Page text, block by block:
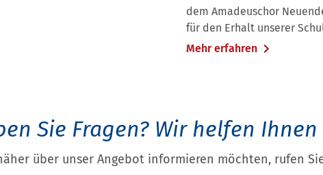
dem Amadeuschor
für den Erhalt unserer
Mehr erfahren
Sie Fragen?Wir helfen Ihnen
über unser Angebot informieren möchten, rufen